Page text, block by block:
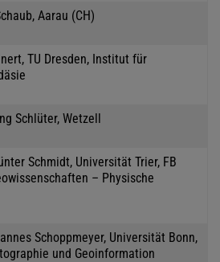
Aarau (CH)
TU Dresden, Institut für
Schlüter, Wetzell
Schmidt, Universität Trier, FB
– Physische
Schoppmeyer, Universität Bonn,
und Geoinformation